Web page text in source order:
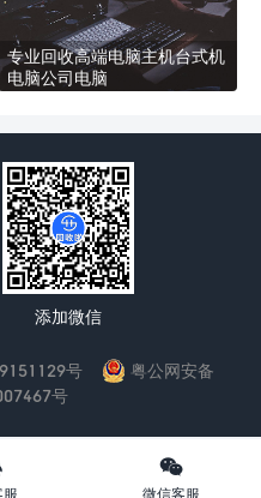
专业回收高端电脑主机台式机
电脑公司电脑
服

微信客服
添加微信
号
粤公网安备
号